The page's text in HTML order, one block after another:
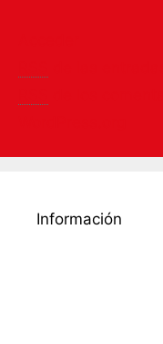
Información